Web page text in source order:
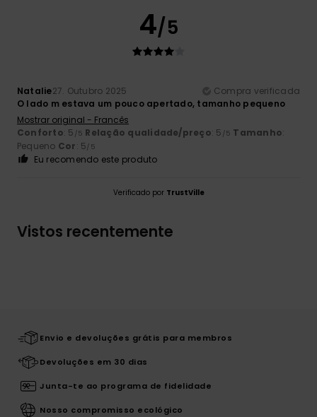
4/5
Natalie27. Outubro 2025
Compra verificada
O lado m estava um pouco apertado, tamanho pequeno
Mostrar original - Francês
Conforto: 5 /5 Relação qualidade/preço: 5 /5 Tamanho:
Pequeno Cor: 5/5
Eu recomendo este produto
Verificado por TrustVille
Vistos recentemente
Envio e devoluções grátis para membros
Devoluções em 30 dias
Junta-te ao programa de fidelidade
Nosso compromisso ecológico